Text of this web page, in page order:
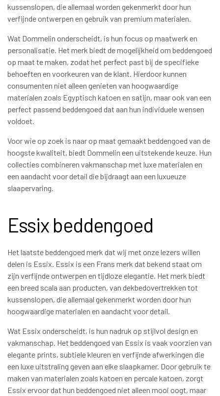
kussenslopen, die allemaal worden gekenmerkt door hun
verfijnde ontwerpen en gebruik van premium materialen.
Wat Dommelin onderscheidt, is hun focus op maatwerk en
personalisatie. Het merk biedt de mogelijkheid om beddengoed
op maat te maken, zodat het perfect past bij de specifieke
behoeften en voorkeuren van de klant. Hierdoor kunnen
consumenten niet alleen genieten van hoogwaardige
materialen zoals Egyptisch katoen en satijn, maar ook van een
perfect passend beddengoed dat aan hun individuele wensen
voldoet.
Voor wie op zoek is naar op maat gemaakt beddengoed van de
hoogste kwaliteit, biedt Dommelin een uitstekende keuze. Hun
collecties combineren vakmanschap met luxe materialen en
een aandacht voor detail die bijdraagt aan een luxueuze
slaapervaring.
Essix beddengoed
Het laatste beddengoed merk dat wij met onze lezers willen
delen is Essix. Essix is een Frans merk dat bekend staat om
zijn verfijnde ontwerpen en tijdloze elegantie. Het merk biedt
een breed scala aan producten, van dekbedovertrekken tot
kussenslopen, die allemaal gekenmerkt worden door hun
hoogwaardige materialen en aandacht voor detail.
Wat Essix onderscheidt, is hun nadruk op stijlvol design en
vakmanschap. Het beddengoed van Essix is vaak voorzien van
elegante prints, subtiele kleuren en verfijnde afwerkingen die
een luxe uitstraling geven aan elke slaapkamer. Door gebruik te
maken van materialen zoals katoen en percale katoen, zorgt
Essix ervoor dat hun beddengoed niet alleen mooi oogt, maar